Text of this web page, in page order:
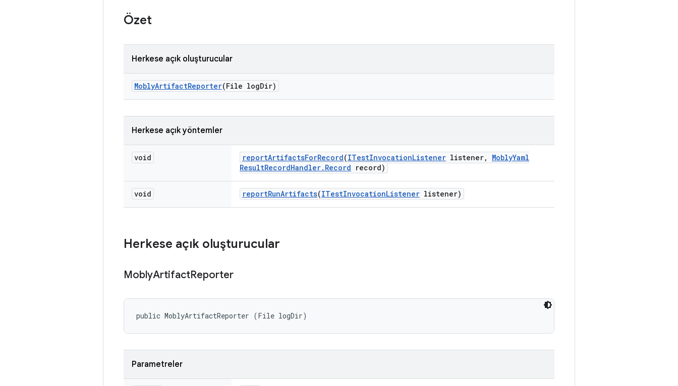
Özet
Herkese açık oluşturucular
MoblyArtifactReporter(File logDir)
Herkese açık yöntemler
void reportArtifactsForRecord(ITestInvocationListener listener, MoblyYaml
ResultRecordHandler. Record record)
void reportRunArtifacts(ITestInvocationListener listener)
Herkese açık oluşturucular
MoblyArtifactReporter
public MoblyArtifactReporter (File logDir)
Parametreler